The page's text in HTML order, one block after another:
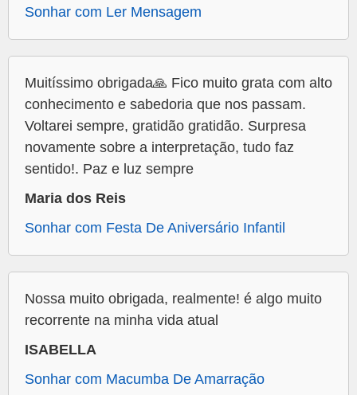
Sonhar com Ler Mensagem
Muitíssimo obrigada🙏 Fico muito grata com alto
conhecimento e sabedoria que nos passam.
Voltarei sempre, gratidão gratidão. Surpresa
novamente sobre a interpretação, tudo faz
sentido!. Paz e luz sempre
Maria dos Reis
Sonhar com Festa De Aniversário Infantil
Nossa muito obrigada, realmente! é algo muito
recorrente na minha vida atual
ISABELLA
Sonhar com Macumba De Amarração